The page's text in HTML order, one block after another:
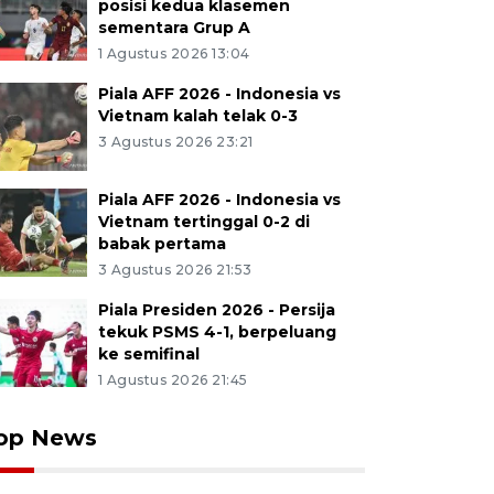
posisi kedua klasemen
sementara Grup A
1 Agustus 2026 13:04
Piala AFF 2026 - Indonesia vs
Vietnam kalah telak 0-3
3 Agustus 2026 23:21
Piala AFF 2026 - Indonesia vs
Vietnam tertinggal 0-2 di
babak pertama
3 Agustus 2026 21:53
Piala Presiden 2026 - Persija
tekuk PSMS 4-1, berpeluang
ke semifinal
1 Agustus 2026 21:45
News